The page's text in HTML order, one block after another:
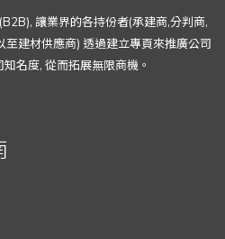
讓業界的各持份者(承建商,分判商,
至建材供應商) 透過建立專頁來推廣公司
名度, 從而拓展無限商機。